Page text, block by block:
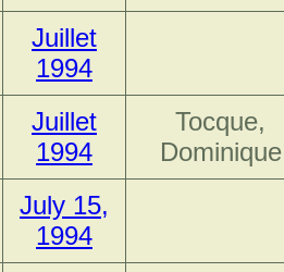
Juillet
1994
Juillet
1994
Tocque,
Dominique
July 15,
1994